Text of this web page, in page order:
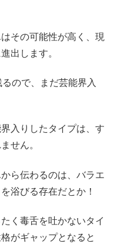
その可能性が高く、現
出します。
ので、まだ芸能界入
入りしたタイプは、す
せん。
ら伝わるのは、バラエ
浴びる存在だとか！
く毒舌を吐かないタイ
がギャップとなると